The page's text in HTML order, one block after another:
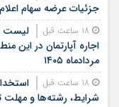
جزئیات عرضه سهام
لیست
اجاره آپارتمان در این
مردادماه ۱۴۰۵
شرایط، رشته‌ها و مهلت